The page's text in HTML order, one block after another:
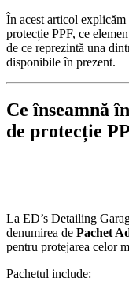
În acest articol
protecție PPF, ce
de ce reprezintă una
disponibile în prezent.
Ce înseamnă
de protecție
La ED’s Detailing
denumirea de Pachet
pentru protejarea celor
Pachetul include: